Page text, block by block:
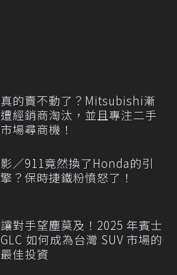
真的賣不動了？Mitsubishi漸
遭經銷商淘汰，並且專注二手
市場尋商機！
影／911竟然換了Honda的引
擎？保時捷鐵粉憤怒了！
讓對手望塵莫及！2025 年賓士
GLC 如何成為台灣 SUV 市場的
最佳投資